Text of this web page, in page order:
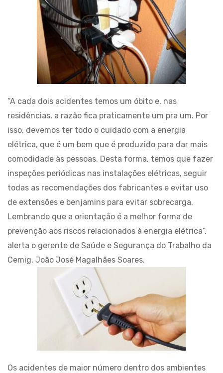
“A cada dois acidentes temos um óbito e, nas
residências, a razão fica praticamente um pra um. Por
isso, devemos ter todo o cuidado com a energia
elétrica, que é um bem que é produzido para dar mais
comodidade às pessoas. Desta forma, temos que fazer
inspeções periódicas nas instalações elétricas, seguir
todas as recomendações dos fabricantes e evitar uso
de extensões e benjamins para evitar sobrecarga​.
Lembrando que a orientação é a melhor forma de
prevenção aos riscos relacionados à energia elétrica”,
alerta o gerente de Saúde e Segurança do Trabalho da
Cemig, João José Magalhães Soares.
Os acidentes de maior número dentro dos ambientes